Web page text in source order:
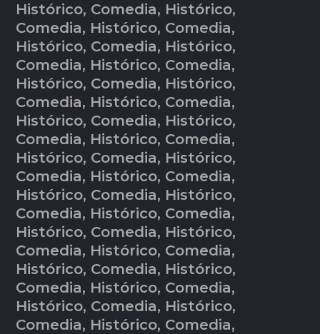
Histórico, Comedia, Histórico,
Comedia, Histórico, Comedia,
Histórico, Comedia, Histórico,
Comedia, Histórico, Comedia,
Histórico, Comedia, Histórico,
Comedia, Histórico, Comedia,
Histórico, Comedia, Histórico,
Comedia, Histórico, Comedia,
Histórico, Comedia, Histórico,
Comedia, Histórico, Comedia,
Histórico, Comedia, Histórico,
Comedia, Histórico, Comedia,
Histórico, Comedia, Histórico,
Comedia, Histórico, Comedia,
Histórico, Comedia, Histórico,
Comedia, Histórico, Comedia,
Histórico, Comedia, Histórico,
Comedia, Histórico, Comedia,